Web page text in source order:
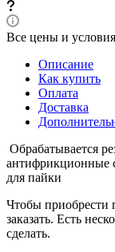
Все цены и
Описание
Как купить
Оплата
Доставка
Обрабатывается
антифрикционные
для пайки
Чтобы приобрести
заказать. Есть
сделать.